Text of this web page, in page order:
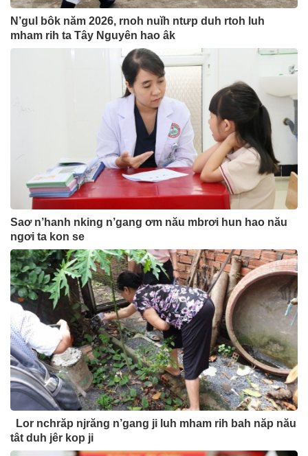
N’gul bôk năm 2026, rnoh nuĭh ntưp duh rtoh luh
mham rih ta Tây Nguyên hao âk
Saơ n’hanh nking n’gang ơm nău mbrơi hun hao nău
ngơi ta kon se
Lor nchrăp njrăng n’gang ji luh mham rih bah năp nău
tât duh jêr kop ji